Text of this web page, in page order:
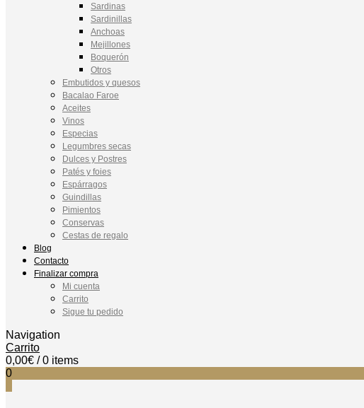
Sardinas
Sardinillas
Anchoas
Mejillones
Boquerón
Otros
Embutidos y quesos
Bacalao Faroe
Aceites
Vinos
Especias
Legumbres secas
Dulces y Postres
Patés y foies
Espárragos
Guindillas
Pimientos
Conservas
Cestas de regalo
Blog
Contacto
Finalizar compra
Mi cuenta
Carrito
Sigue tu pedido
Navigation
Carrito
0,00€ / 0 items
0